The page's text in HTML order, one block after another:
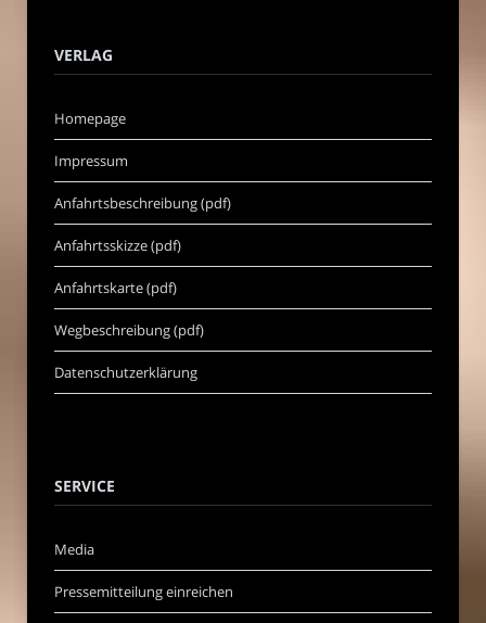
VERLAG
Homepage
Impressum
Anfahrtsbeschreibung (pdf)
Anfahrtsskizze (pdf)
Anfahrtskarte (pdf)
Wegbeschreibung (pdf)
Datenschutzerklärung
SERVICE
Media
Pressemitteilung einreichen